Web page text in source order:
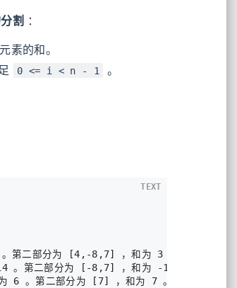
割 ：
素的和。
0 <= i < n - 1 。
第二部分为 [4,-8,7] ，和为 3 。因为 10
。第二部分为 [-8,7] ，和为 -1 。因为 14
6 。第二部分为 [7] ，和为 7 。因为 6 < 7
TEXT